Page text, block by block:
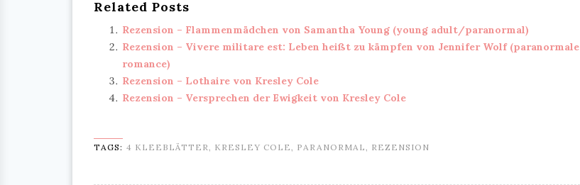
Related Posts
Rezension – Flammenmädchen von Samantha Young (young adult/paranormal)
Rezension – Vivere militare est: Leben heißt zu kämpfen von Jennifer Wolf (paranormale
romance)
Rezension – Lothaire von Kresley Cole
Rezension – Versprechen der Ewigkeit von Kresley Cole
TAGS: 4 KLEEBLÄTTER KRESLEY COLE PARANORMAL REZENSION